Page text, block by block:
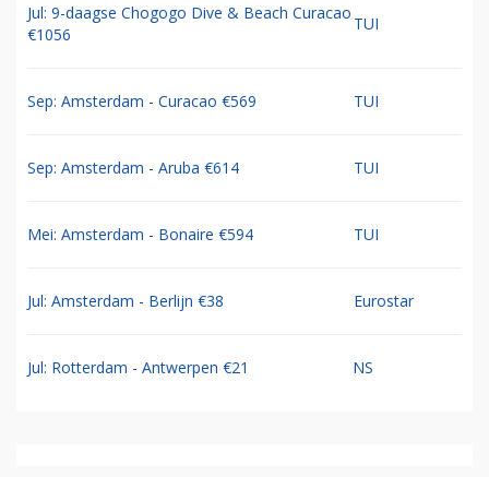
Jul: 9-daagse Chogogo Dive & Beach Curacao
€1056
TUI
Sep: Amsterdam - Curacao €569 TUI
Sep: Amsterdam - Aruba €614 TUI
Mei: Amsterdam - Bonaire €594 TUI
Jul: Amsterdam - Berlijn €38 Eurostar
Jul: Rotterdam - Antwerpen €21 NS